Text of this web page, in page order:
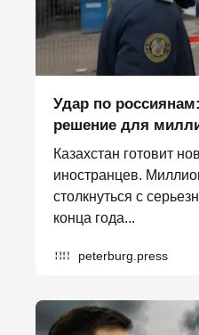
Удар по
решение для
Казахстан готовит
иностранцев.
столкнуться с
конца года...
peterburg.press